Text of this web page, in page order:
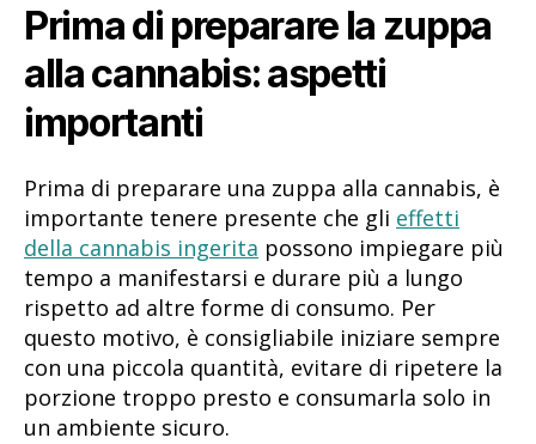
Prima di preparare la zuppa
alla cannabis: aspetti
importanti
Prima di preparare una zuppa alla cannabis, è
importante tenere presente che gli effetti
della cannabis ingerita possono impiegare più
tempo a manifestarsi e durare più a lungo
rispetto ad altre forme di consumo. Per
questo motivo, è consigliabile iniziare sempre
con una piccola quantità, evitare di ripetere la
porzione troppo presto e consumarla solo in
un ambiente sicuro.